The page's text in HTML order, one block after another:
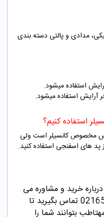
مدادی و پالتی دسته بندی
استفاده میشود.
آرایش استفاده میشود.
استفاده کنیم؟
برس مخصوص کانسیلر است ولی
پد های اسفنجی استفاده کنید.
خرید و مشاوره می
تماس بگیرید تا
بتوانند شما را